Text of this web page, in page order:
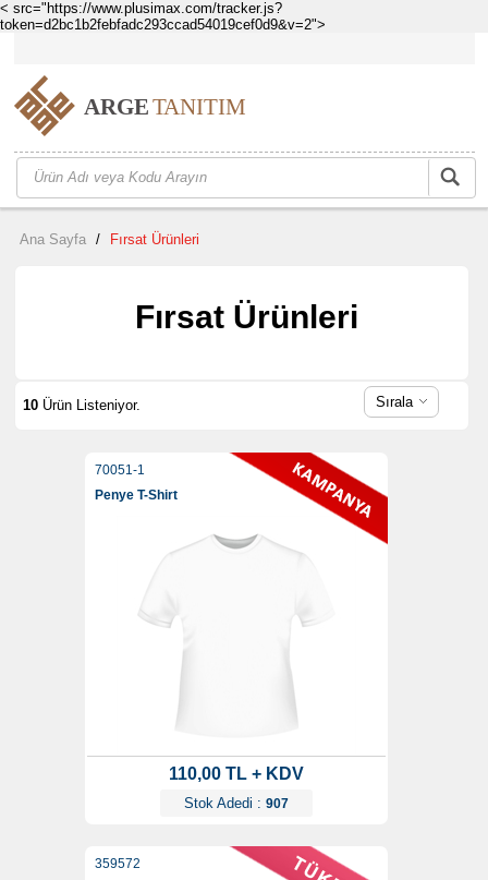
< src="https://www.plusimax.com/tracker.js?
token=d2bc1b2febfadc293ccad54019cef0d9&v=2">
Ana Sayfa / Fırsat Ürünleri
Fırsat Ürünleri
10Ürün Listeniyor. Sırala
70051-1
Penye T-Shirt
110,00 TL + KDV
Stok Adedi : 907
359572